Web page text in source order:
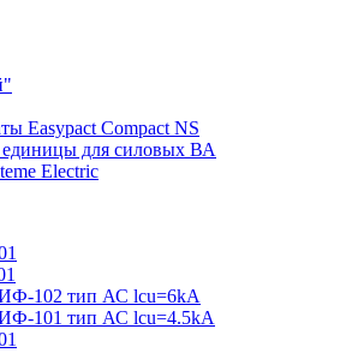
Easypact Compact NS
для силовых ВА
Electric
102 тип АС lcu=6kA
101 тип АС lcu=4.5kA